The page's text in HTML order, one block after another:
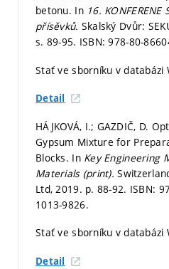
betonu. In 16. KONFERENE
přísěvků. Skalský Dvůr:
s. 89-95. ISBN: 978-80-
Stať ve sborníku v databázi
Detail
HÁJKOVÁ, I.; GAZDIČ, D.
Gypsum Mixture for
Blocks. In Key Engineering
Materials (print).
Ltd, 2019. p. 88-92. ISBN:
1013-9826.
Stať ve sborníku v databázi
Detail